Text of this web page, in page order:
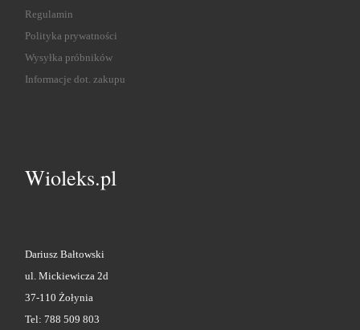
Regulamin
Polityka prywatności
Wysyłka próbników
Informacje dot. zakupu
Wioleks.pl
Dariusz Bałtowski
ul. Mickiewicza 2d
37-110 Żołynia
Tel: 788 509 803